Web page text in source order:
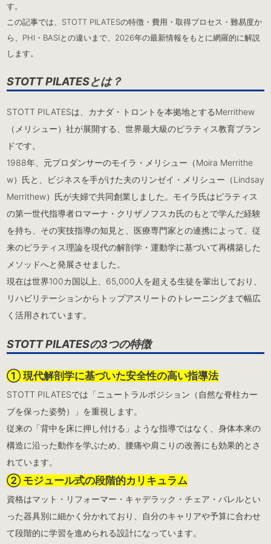
す。
この記事では、STOTT PILATESの特徴・費用・取得プロセス・難易度か
ら、PHI・BASIとの違いまで、2026年の最新情報をもとに網羅的に解説
します。
STOTT PILATESとは？
STOTT PILATESは、カナダ・トロントを本拠地とするMerrithew
（メリシュー）社が展開する、世界最大級のピラティス教育ブラン
ドです。
1988年、元プロダンサーのモイラ・メリシュー（Moira Merrithe
w）氏と、ビジネスを手がけた夫のリンゼイ・メリシュー（Lindsay
Merrithew）氏が夫婦で共同創業しました。モイラ氏はピラティス
の第一世代指導者ロマーナ・クリザノフスカ氏のもとで学んだ経験
を持ち、その実技指導の知見と、医療専門家との連携によって、従
来のピラティス理論を現代の解剖学・運動学に基づいて再構築した
メソッドへと発展させました。
現在は世界100カ国以上、65,000人を超える生徒を輩出しており、
リハビリテーションからトップアスリートのトレーニングまで幅広
く活用されています。
STOTT PILATESの3つの特徴
① 現代解剖学に基づいた安全性の高い指導法
STOTT PILATESでは「ニュートラルポジション（自然な脊柱カー
ブを保った姿勢）」を重視します。
従来の「背中を床に押し付ける」ような指導ではなく、身体本来の
構造に沿った動作を学ぶため、腰痛や肩こりの改善にも効果的とさ
れています。
② モジュール式の段階的カリキュラム
資格はマット・リフォーマー・キャデラック・チェア・バレルとい
った器具別に細かく分かれており、自分のキャリアや予算に合わせ
て段階的に学習を進められる設計になっています。